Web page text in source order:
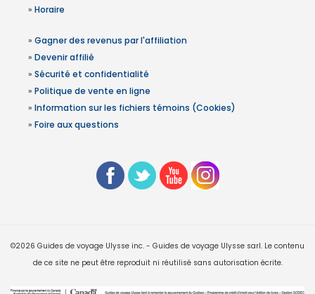
» Horaire
» Gagner des revenus par l'affiliation
» Devenir affilié
» Sécurité et confidentialité
» Politique de vente en ligne
» Information sur les fichiers témoins (Cookies)
» Foire aux questions
©2026 Guides de voyage Ulysse inc. - Guides de voyage Ulysse sarl. Le contenu
de ce site ne peut être reproduit ni réutilisé sans autorisation écrite.